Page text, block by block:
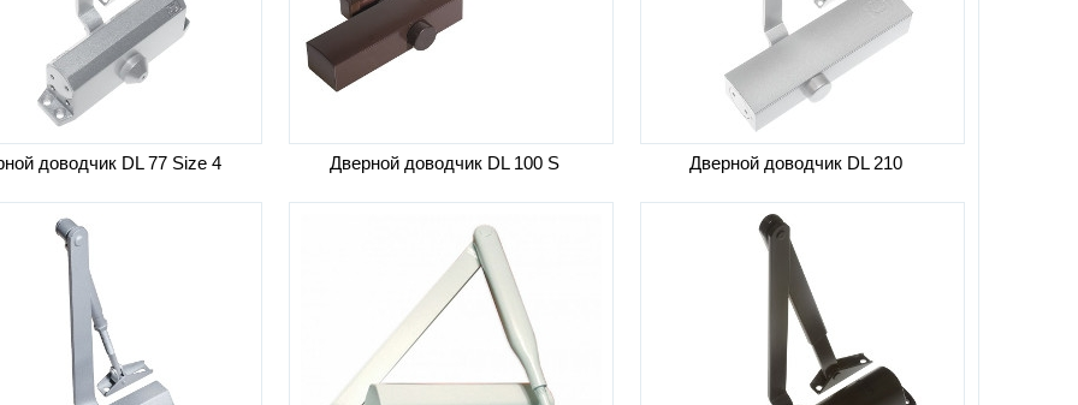
доводчик DL 77 Size 4 Дверной доводчик DL 100 S Дверной доводчик DL 210